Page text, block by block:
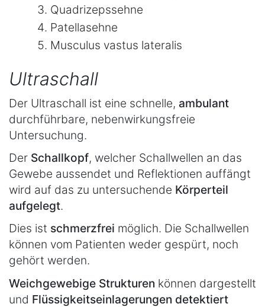
Quadrizepssehne
Patellasehne
Musculus vastus lateralis
Ultraschall
Der Ultraschall ist eine schnelle, ambulant
durchführbare, nebenwirkungsfreie
Untersuchung.
Der Schallkopf, welcher Schallwellen an das
Gewebe aussendet und Reflektionen auffängt
wird auf das zu untersuchende Körperteil
aufgelegt.
Dies ist schmerzfrei möglich. Die Schallwellen
können vom Patienten weder gespürt, noch
gehört werden.
Weichgewebige Strukturen können dargestellt
und Flüssigkeitseinlagerungen detektiert